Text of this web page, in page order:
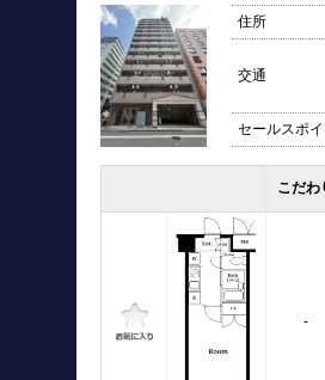
住所
交通
セールスポ
こだわ
-